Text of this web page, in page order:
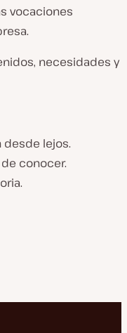
vocaciones
necesidades y
desde lejos.
conocer.